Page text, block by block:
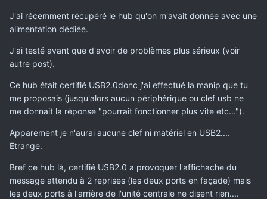
J'ai récemment récupéré le hub qu'on m'avait donnée avec une
alimentation dédiée.
J'ai testé avant que d'avoir de problèmes plus sérieux (voir
autre post).
Ce hub était certifié USB2.0donc j'ai effectué la manip que tu
me proposais (jusqu'alors aucun périphérique ou clef usb ne
me donnait la réponse "pourrait fonctionner plus vite etc...").
Apparement je n'aurai aucune clef ni matériel en USB2....
Etrange.
Bref ce hub là, certifié USB2.0 a provoquer l'affichache du
message attendu à 2 reprises (les deux ports en façade) mais
les deux ports à l'arrière de l'unité centrale ne disent rien....